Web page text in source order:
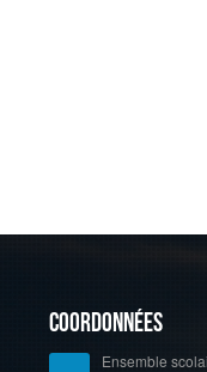
Coordonnées
Ensemble